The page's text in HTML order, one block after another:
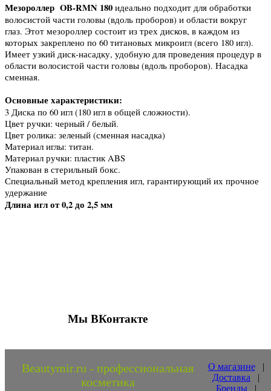
Мезороллер OB-RMN 180 идеально подходит для обработки
волосистой части головы (вдоль проборов) и области вокруг
глаз. Этот мезороллер состоит из трех дисков, в каждом из
которых закреплено по 60 титановых микроигл (всего 180 игл).
Имеет узкий диск-насадку, удобную для проведения процедур в
области волосистой части головы (вдоль проборов). Насадка
сменная.
Основные характеристики:
3 Диска по 60 игл (180 игл в общей сложности).
Цвет ручки: черный / белый.
Цвет ролика: зеленый (сменная насадка)
Материал иглы: титан.
Материал ручки: пластик ABS
Упакован в стерильный бокс.
Специальный метод крепления игл, гарантирующий их прочное
удержание
Длина игл от 0,2 до 2,5 мм
Мы ВКонтакте
Beautymir.ru - профессиональная
косметика
О магазине|
Доставка |
Бренды |